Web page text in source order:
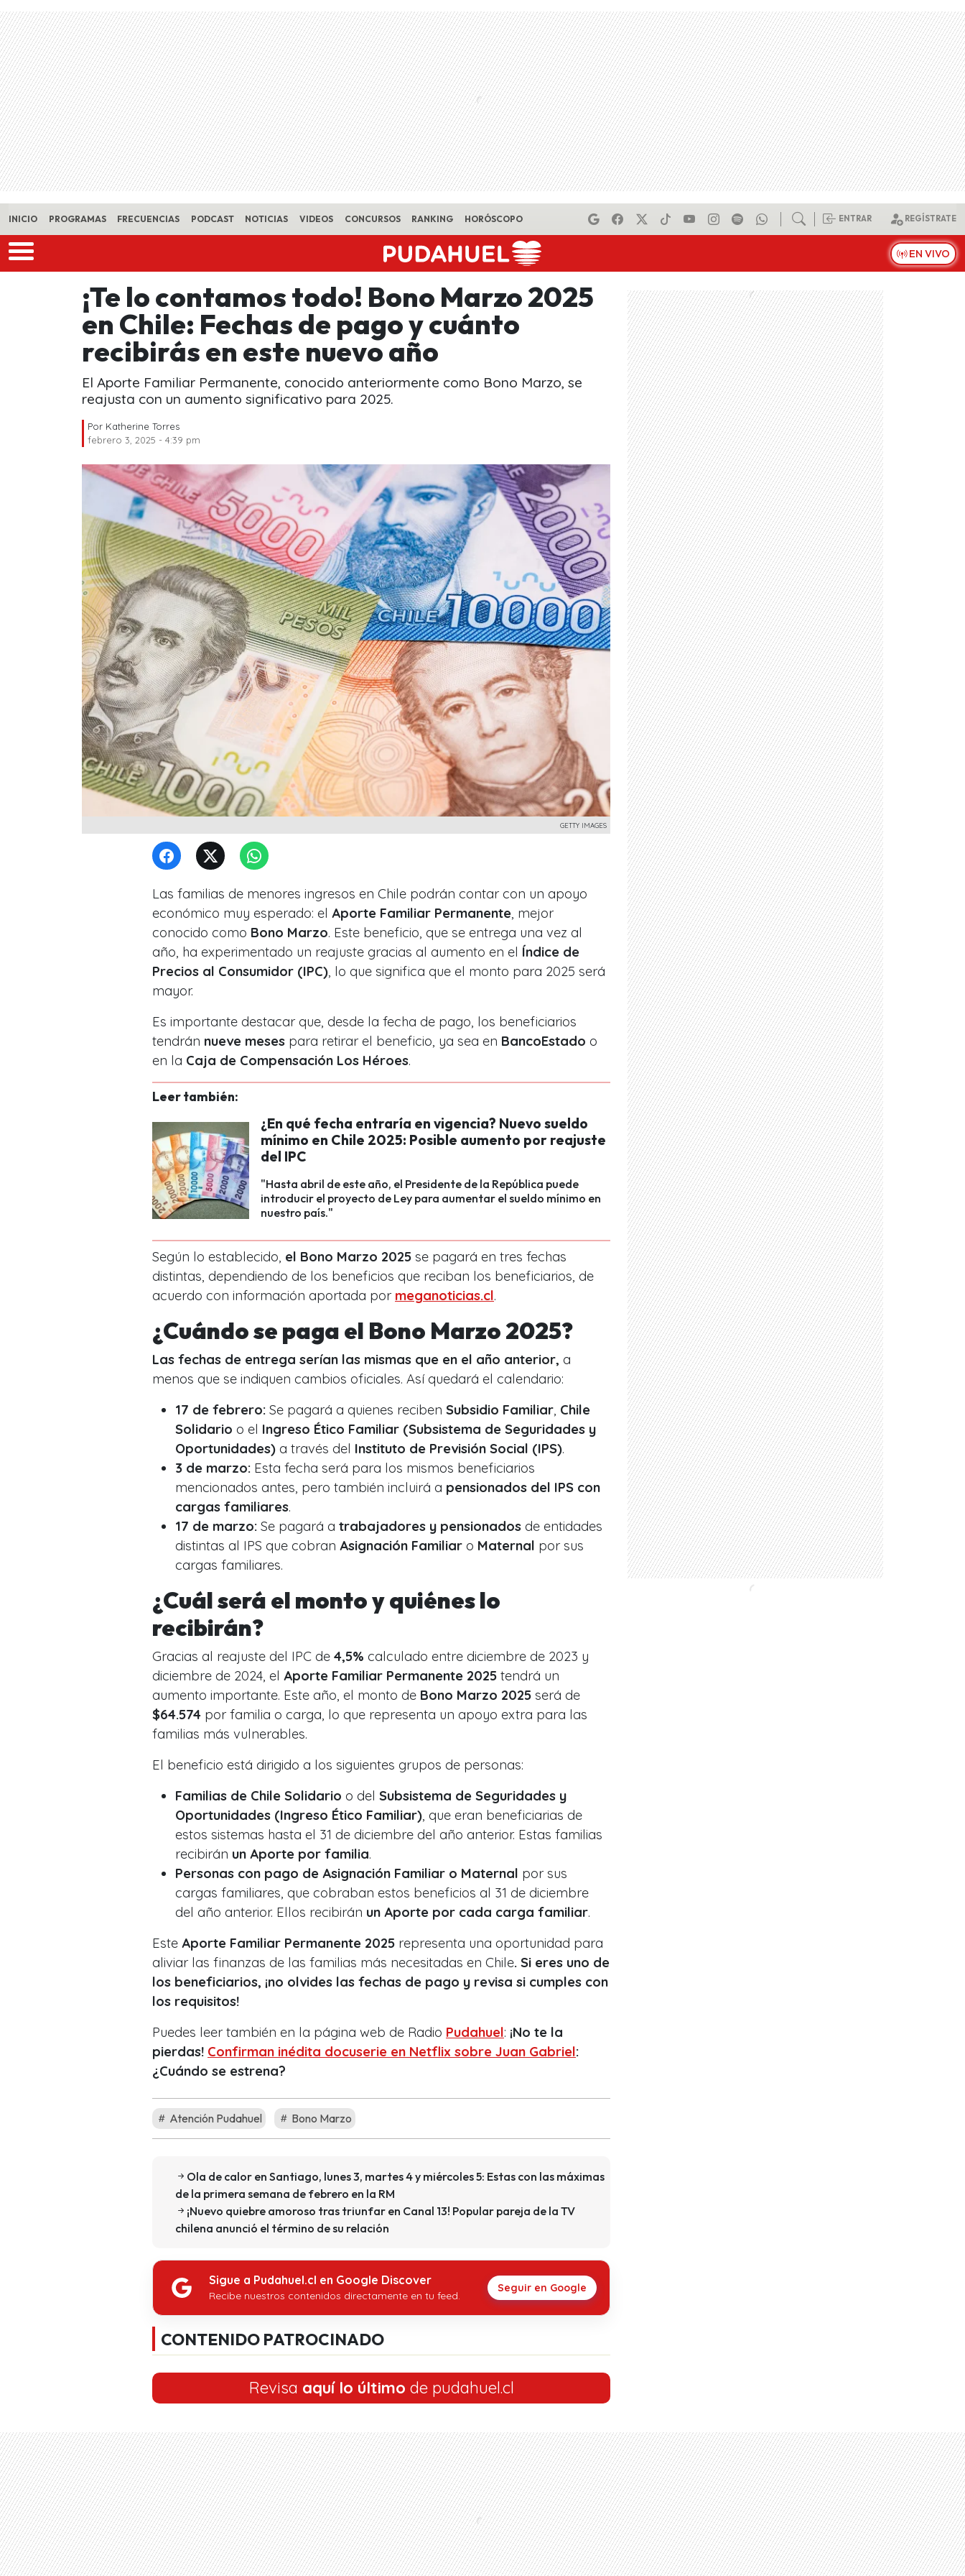
Skip to main content
INICIO PROGRAMAS FRECUENCIAS PODCAST NOTICIAS VIDEOS CONCURSOS RANKING HORÓSCOPO ENTRAR REGÍSTRATE
EN VIVO
¡Te lo contamos todo! Bono Marzo 2025
en Chile: Fechas de pago y cuánto
recibirás en este nuevo año
El Aporte Familiar Permanente, conocido anteriormente como Bono Marzo, se
reajusta con un aumento significativo para 2025.
Por Katherine Torres
febrero 3, 2025 - 4:39 pm
GETTY IMAGES
Las familias de menores ingresos en Chile podrán contar con un apoyo
económico muy esperado: el Aporte Familiar Permanente, mejor
conocido como Bono Marzo. Este beneficio, que se entrega una vez al
año, ha experimentado un reajuste gracias al aumento en el Índice de
Precios al Consumidor (IPC), lo que significa que el monto para 2025 será
mayor.
Es importante destacar que, desde la fecha de pago, los beneficiarios
tendrán nueve meses para retirar el beneficio, ya sea en BancoEstado o
en la Caja de Compensación Los Héroes.
Leer también:
¿En qué fecha entraría en vigencia? Nuevo sueldo
mínimo en Chile 2025: Posible aumento por reajuste
del IPC
"Hasta abril de este año, el Presidente de la República puede
introducir el proyecto de Ley para aumentar el sueldo mínimo en
nuestro país."
Según lo establecido, el Bono Marzo 2025 se pagará en tres fechas
distintas, dependiendo de los beneficios que reciban los beneficiarios, de
acuerdo con información aportada por meganoticias.cl.
¿Cuándo se paga el Bono Marzo 2025?
Las fechas de entrega serían las mismas que en el año anterior, a
menos que se indiquen cambios oficiales. Así quedará el calendario:
17 de febrero: Se pagará a quienes reciben Subsidio Familiar, Chile
Solidario o el Ingreso Ético Familiar (Subsistema de Seguridades y
Oportunidades) a través del Instituto de Previsión Social (IPS).
3 de marzo: Esta fecha será para los mismos beneficiarios
mencionados antes, pero también incluirá a pensionados del IPS con
cargas familiares.
17 de marzo: Se pagará a trabajadores y pensionados de entidades
distintas al IPS que cobran Asignación Familiar o Maternal por sus
cargas familiares.
¿Cuál será el monto y quiénes lo
recibirán?
Gracias al reajuste del IPC de 4,5% calculado entre diciembre de 2023 y
diciembre de 2024, el Aporte Familiar Permanente 2025 tendrá un
aumento importante. Este año, el monto de Bono Marzo 2025 será de
$64.574 por familia o carga, lo que representa un apoyo extra para las
familias más vulnerables.
El beneficio está dirigido a los siguientes grupos de personas:
Familias de Chile Solidario o del Subsistema de Seguridades y
Oportunidades (Ingreso Ético Familiar), que eran beneficiarias de
estos sistemas hasta el 31 de diciembre del año anterior. Estas familias
recibirán un Aporte por familia.
Personas con pago de Asignación Familiar o Maternal por sus
cargas familiares, que cobraban estos beneficios al 31 de diciembre
del año anterior. Ellos recibirán un Aporte por cada carga familiar.
Este Aporte Familiar Permanente 2025 representa una oportunidad para
aliviar las finanzas de las familias más necesitadas en Chile. Si eres uno de
los beneficiarios, ¡no olvides las fechas de pago y revisa si cumples con
los requisitos!
Puedes leer también en la página web de Radio Pudahuel: ¡No te la
pierdas! Confirman inédita docuserie en Netflix sobre Juan Gabriel:
¿Cuándo se estrena?
Atención Pudahuel Bono Marzo
Ola de calor en Santiago, lunes 3, martes 4 y miércoles 5: Estas con las máximas
de la primera semana de febrero en la RM
¡Nuevo quiebre amoroso tras triunfar en Canal 13! Popular pareja de la TV
chilena anunció el término de su relación
Sigue a Pudahuel.cl en Google Discover
Recibe nuestros contenidos directamente en tu feed.
Seguir en Google
CONTENIDO PATROCINADO
Revisa aquí lo último de pudahuel.cl